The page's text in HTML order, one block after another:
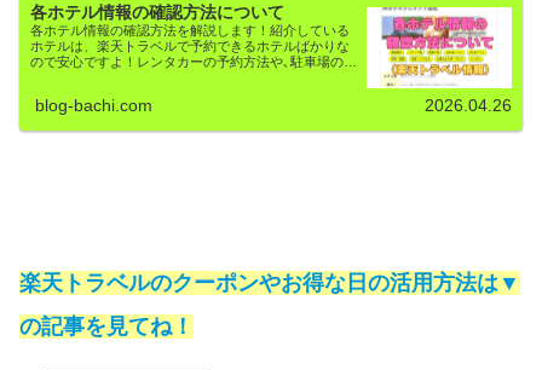
各ホテル情報の確認方法について
各ホテル情報の確認方法を解説します！紹介している
ホテルは、楽天トラベルで予約できるホテルばかりな
ので安心ですよ！レンタカーの予約方法や､駐車場の予
blog-bachi.com 2026.04.26
楽天トラベルのクーポンやお得な日の活用方法は▼
の記事を見てね！